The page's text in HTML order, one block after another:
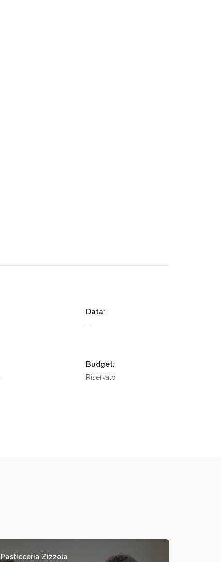
Data:
-
Budget:
Riservato
Pasticceria Zizzola